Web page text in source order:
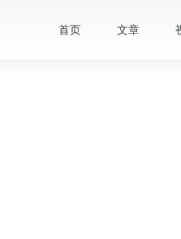
首页 文章